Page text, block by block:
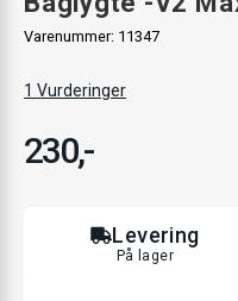
Varenummer: 11347
1 Vurderinger
230,-
Levering
På lager